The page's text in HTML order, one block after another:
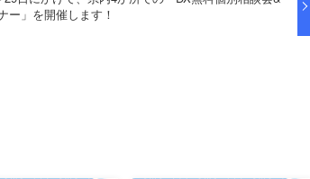
ー」を開催します！